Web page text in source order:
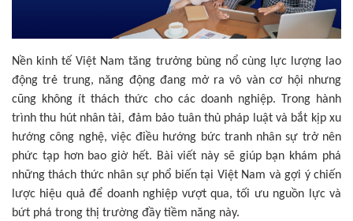
Nền kinh tế Việt Nam tăng trưởng bùng nổ cùng lực lượng lao
động trẻ trung, năng động đang mở ra vô vàn cơ hội nhưng
cũng không ít thách thức cho các doanh nghiệp. Trong hành
trình thu hút nhân tài, đảm bảo tuân thủ pháp luật và bắt kịp xu
hướng công nghệ, việc điều hướng bức tranh nhân sự trở nên
phức tạp hơn bao giờ hết. Bài viết này sẽ giúp bạn khám phá
những thách thức nhân sự phổ biến tại Việt Nam và gợi ý chiến
lược hiệu quả để doanh nghiệp vượt qua, tối ưu nguồn lực và
bứt phá trong thị trường đầy tiềm năng này.